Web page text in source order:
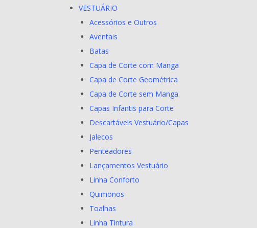
VESTUÁRIO
Acessórios e Outros
Aventais
Batas
Capa de Corte com Manga
Capa de Corte Geométrica
Capa de Corte sem Manga
Capas Infantis para Corte
Descartáveis Vestuário/Capas
Jalecos
Penteadores
Lançamentos Vestuário
Linha Conforto
Quimonos
Toalhas
Linha Tintura